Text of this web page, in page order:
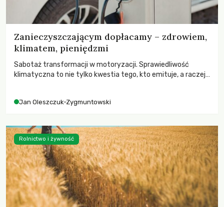
Zanieczyszczającym dopłacamy – zdrowiem,
klimatem, pieniędzmi
Sabotaż transformacji w motoryzacji. Sprawiedliwość
klimatyczna to nie tylko kwestia tego, kto emituje, a raczej
Jan Oleszczuk-Zygmuntowski
Rolnictwo i żywność